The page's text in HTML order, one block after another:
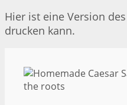
Hier ist eine Version
drucken kann.